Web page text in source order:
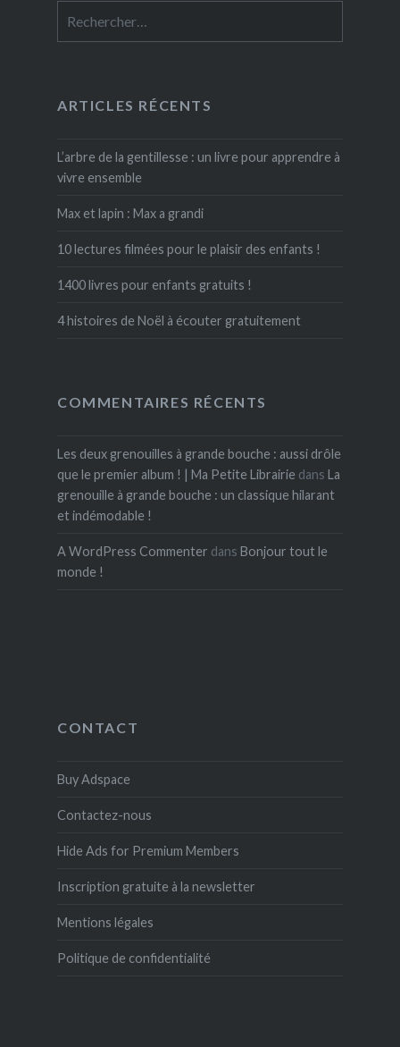
ARTICLES RÉCENTS
L’arbre de la gentillesse : un livre pour apprendre à
vivre ensemble
Max et lapin : Max a grandi
10 lectures filmées pour le plaisir des enfants !
1400 livres pour enfants gratuits !
4 histoires de Noël à écouter gratuitement
COMMENTAIRES RÉCENTS
Les deux grenouilles à grande bouche : aussi drôle
que le premier album ! | Ma Petite Librairie dans La
grenouille à grande bouche : un classique hilarant
et indémodable !
A WordPress Commenter dans Bonjour tout le
monde !
CONTACT
Buy Adspace
Contactez-nous
Hide Ads for Premium Members
Inscription gratuite à la newsletter
Mentions légales
Politique de confidentialité